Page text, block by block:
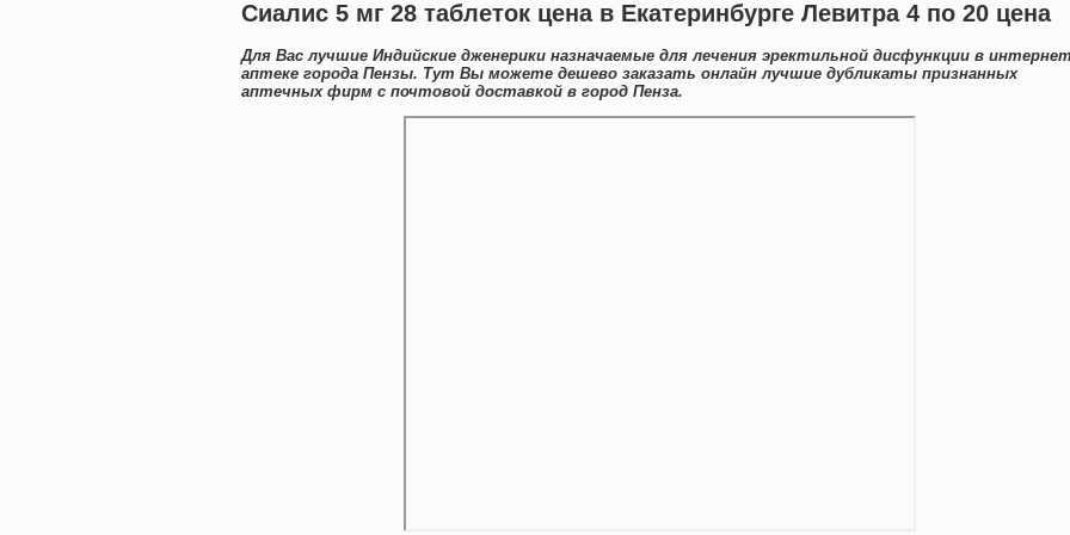
Сиалис 5 мг 28 таблеток цена в Екатеринбурге Левитра 4 по 20 цена
Для Вас лучшие Индийские дженерики назначаемые для лечения эректильной дисфункции в
аптеке города Пензы. Тут Вы можете дешево заказать онлайн лучшие дубликаты признанных
аптечных фирм с почтовой доставкой в город Пенза.